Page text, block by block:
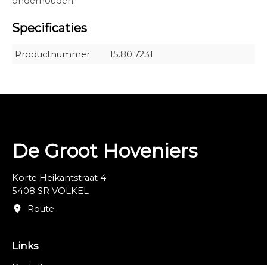
Specificaties
Productnummer 15.80.7231
De Groot Hoveniers
Korte Heikantstraat 4
5408 SR VOLKEL
Route
Links